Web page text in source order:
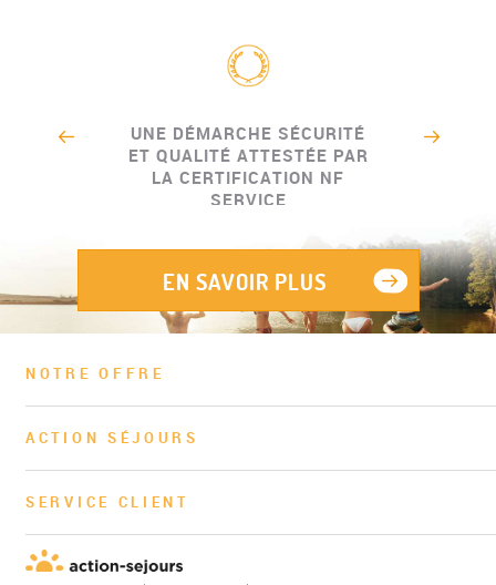
UNE DÉMARCHE SÉCURITÉ
ET QUALITÉ ATTESTÉE PAR
LA CERTIFICATION NF
SERVICE
EN SAVOIR PLUS
NOTRE OFFRE
ACTION SÉJOURS
SERVICE CLIENT